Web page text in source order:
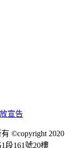
宣告
©copyright 2020
段161號20樓